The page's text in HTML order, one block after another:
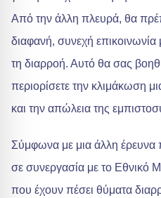
Από την άλλη πλευρά, θα
διαφανή, συνεχή επικοινωνία
τη διαρροή. Αυτό θα σας
περιορίσετε την κλιμάκωση
και την απώλεια της
Σύμφωνα με μια άλλη
σε συνεργασία με το
που έχουν πέσει θύματα